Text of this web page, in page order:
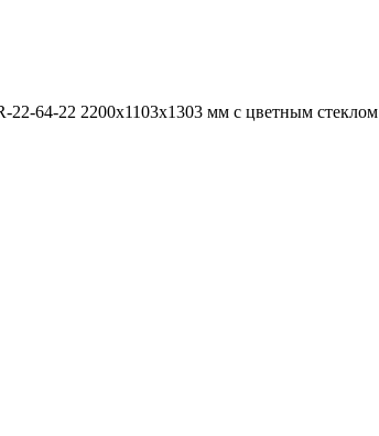
64-22 2200x1103x1303 мм с цветным стеклом